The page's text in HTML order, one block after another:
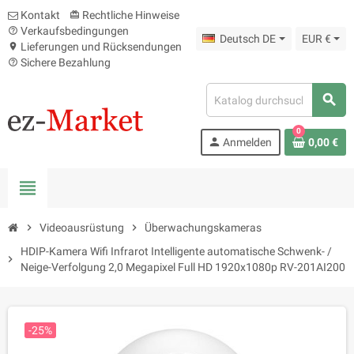
Kontakt card_giftcard Rechtliche Hinweise
help_outline Verkaufsbedingungen
location_on Lieferungen und Rücksendungen
help_outline Sichere Bezahlung
Deutsch DE EUR €
search
person Anmelden
0
0,00 €
view_headline
chevron_right Videoausrüstung chevron_right Überwachungskameras
chevron_right
HDIP-Kamera Wifi Infrarot Intelligente automatische Schwenk- /
Neige-Verfolgung 2,0 Megapixel Full HD 1920x1080p RV-201AI200
-25%